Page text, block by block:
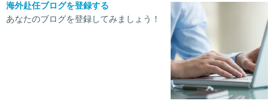
海外赴任ブログを登録する
あなたのブログを登録してみましょう！